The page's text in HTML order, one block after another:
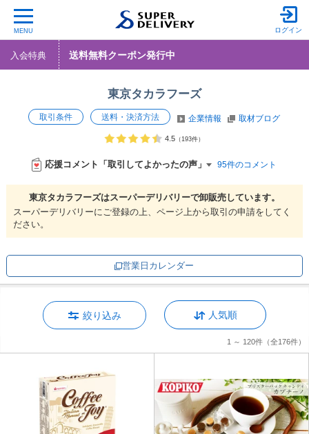
MENU ログイン
入会特典 送料無料クーポン発行中
東京タカラフーズ
取引条件 送料・決済方法 企業情報 取材ブログ
4.5（193件）
応援コメント「取引してよかったの声」 95件のコメント
東京タカラフーズはスーパーデリバリーで卸販売しています。
スーパーデリバリーにご登録の上、ページ上から取引の申請をしてく
ださい。
営業日カレンダー
絞り込み 人気順
1 ～ 120件 （全176件）